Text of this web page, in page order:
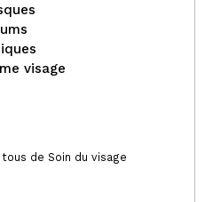
visage
tous de Soin du visage